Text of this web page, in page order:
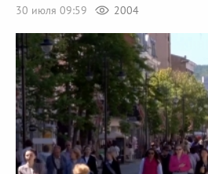
30 июля 09:59
2004